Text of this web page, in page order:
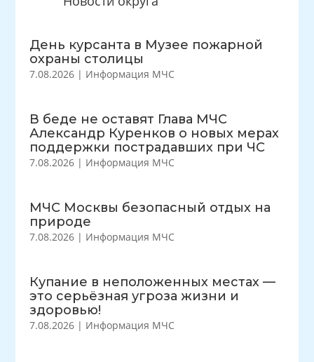
День курсанта в Музее пожарной
охраны столицы
7.08.2026 | Информация МЧС
В беде не оставят Глава МЧС
Александр Куренков о новых мерах
поддержки пострадавших при ЧС
7.08.2026 | Информация МЧС
МЧС Москвы безопасный отдых на
природе
7.08.2026 | Информация МЧС
Купание в неположенных местах —
это серьёзная угроза жизни и
здоровью!
7.08.2026 | Информация МЧС